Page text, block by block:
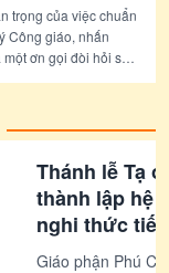
trọng của việc chuẩn
Công giáo, nhấn
ơn gọi đòi hỏi sự
bạn trẻ trước và
một gia đình
sủng.Thánh lễ Tạ
thành lập hệ
nghi thức
Tông Đồ IT
Giáo phận Phú